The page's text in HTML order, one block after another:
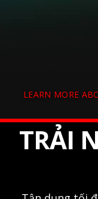
LEARN MORE
TRẢI